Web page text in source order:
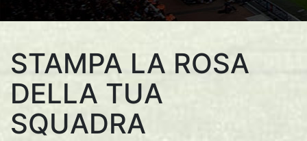
STAMPA LA ROSA
DELLA TUA
SQUADRA